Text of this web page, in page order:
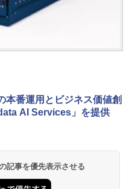
本番運用とビジネス価値創
AI Services」を提供
記事を優先表示させる